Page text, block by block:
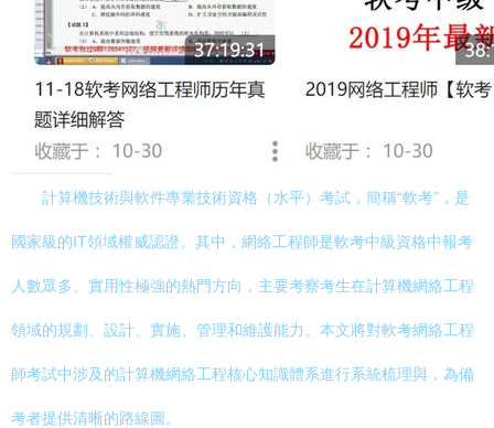
計算機技術與軟件專業技術資格（水平）考試，簡稱“軟考”，是
國家級的IT領域權威認證。其中，網絡工程師是軟考中級資格中報考
人數眾多、實用性極強的熱門方向，主要考察考生在計算機網絡工程
領域的規劃、設計、實施、管理和維護能力。本文將對軟考網絡工程
師考試中涉及的計算機網絡工程核心知識體系進行系統梳理與，為備
考者提供清晰的路線圖。